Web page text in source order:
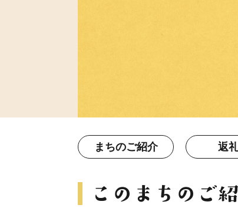
まちのご紹介 返